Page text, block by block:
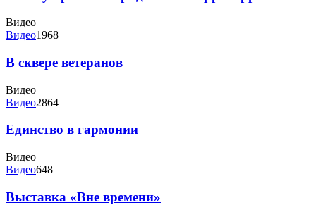
Видео
Видео1968
В сквере ветеранов
Видео
Видео2864
Единство в гармонии
Видео
Видео648
Выставка «Вне времени»